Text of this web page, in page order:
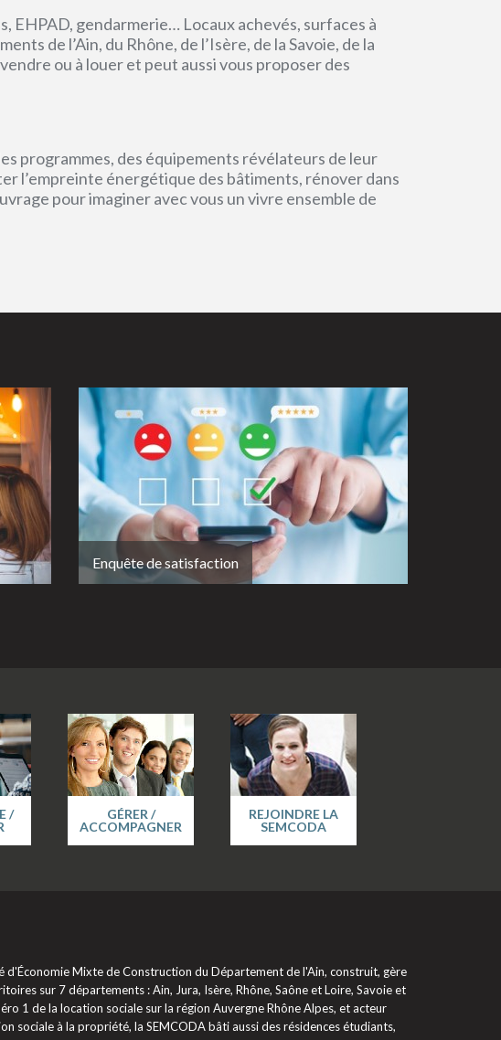
EHPAD, gendarmerie… Locaux achevés, surfaces à
de l’Ain, du Rhône, de l’Isère, de la Savoie, de la
ou à louer et peut aussi vous proposer des
programmes, des équipements révélateurs de leur
l’empreinte énergétique des bâtiments, rénover dans
pour imaginer avec vous un vivre ensemble de
Enquête de satisfaction
/
GÉRER /
ACCOMPAGNER
REJOINDRE LA
SEMCODA
d'Économie Mixte de Construction du Département de l'Ain, construit, gère
sur 7 départements : Ain, Jura, Isère, Rhône, Saône et Loire, Savoie et
1 de la location sociale sur la région Auvergne Rhône Alpes, et acteur
sociale à la propriété, la SEMCODA bâti aussi des résidences étudiants,